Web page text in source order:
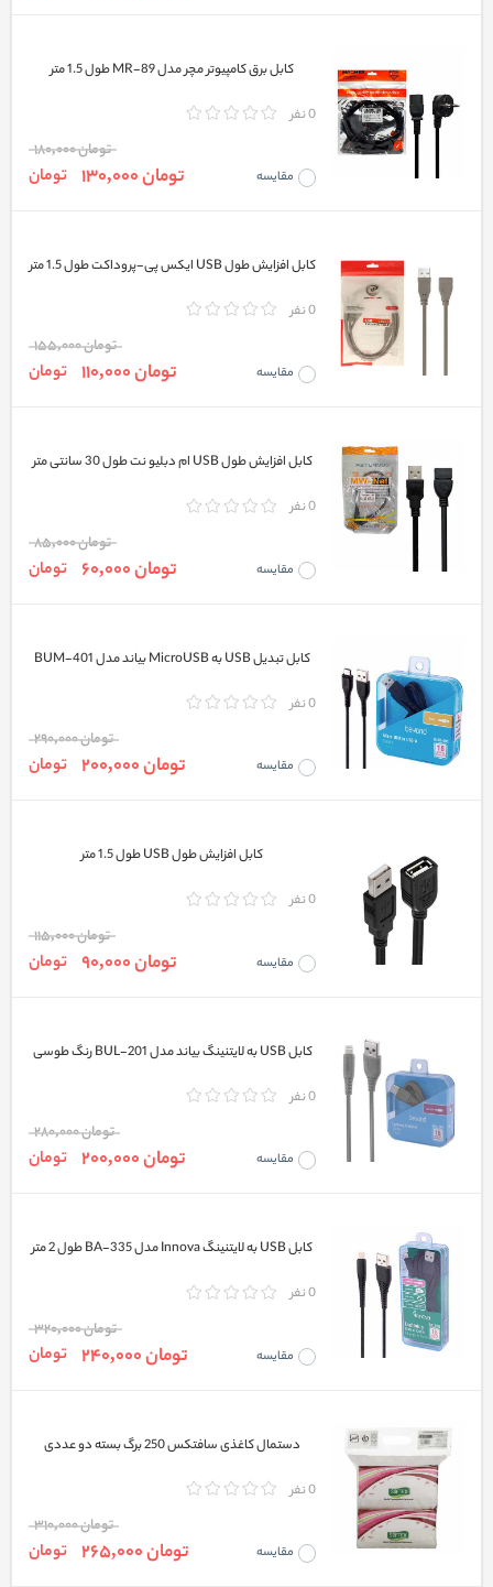
کابل برق کامپیوتر مچر مدل MR-89 طول 1.5 متر
0 نفر
مقایسه
تومان 180,000
تومان 130,000 تومان
کابل افزایش طول USB ایکس پی-پروداکت طول 1.5 متر
0 نفر
مقایسه
تومان 155,000
تومان 110,000 تومان
کابل افزایش طول USB ام دبلیو نت طول 30 سانتی متر
0 نفر
مقایسه
تومان 85,000
تومان 60,000 تومان
کابل تبدیل USB به MicroUSB بیاند مدل BUM-401
0 نفر
مقایسه
تومان 290,000
تومان 200,000 تومان
کابل افزایش طول USB طول 1.5 متر
0 نفر
مقایسه
تومان 115,000
تومان 90,000 تومان
کابل USB به لایتنینگ بیاند مدل BUL-201 رنگ طوسی
0 نفر
مقایسه
تومان 280,000
تومان 200,000 تومان
کابل USB به لایتنینگ Innova مدل BA-335 طول 2 متر
0 نفر
مقایسه
تومان 320,000
تومان 240,000 تومان
دستمال کاغذی سافتکس 250 برگ بسته دو عددی
0 نفر
مقایسه
تومان 310,000
تومان 265,000 تومان